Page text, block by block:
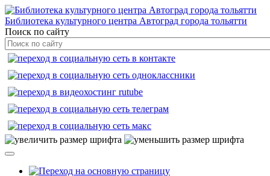
Библиотека культурного центра Автоград города тольятти
Поиск по сайту